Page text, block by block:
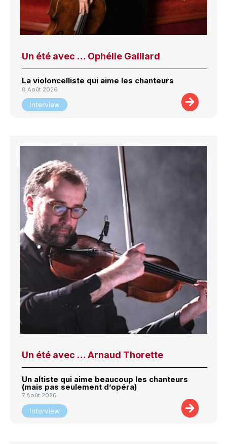
Un été avec … Ophélie Gaillard
La violoncelliste qui aime les chanteurs
8 Août 2026
Interview
Un été avec … Arnaud Thorette
Un altiste qui aime beaucoup les chanteurs
(mais pas seulement d’opéra)
7 Août 2026
Interview